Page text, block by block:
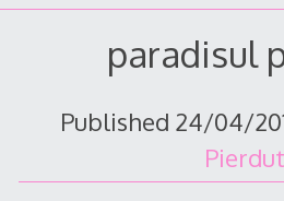
paradisul
Published 24/04/
Pierdut